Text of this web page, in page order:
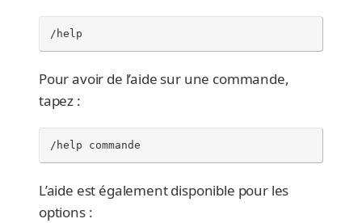
/help
Pour avoir de l’aide sur une commande,
tapez :
/help commande
L’aide est également disponible pour les
options :